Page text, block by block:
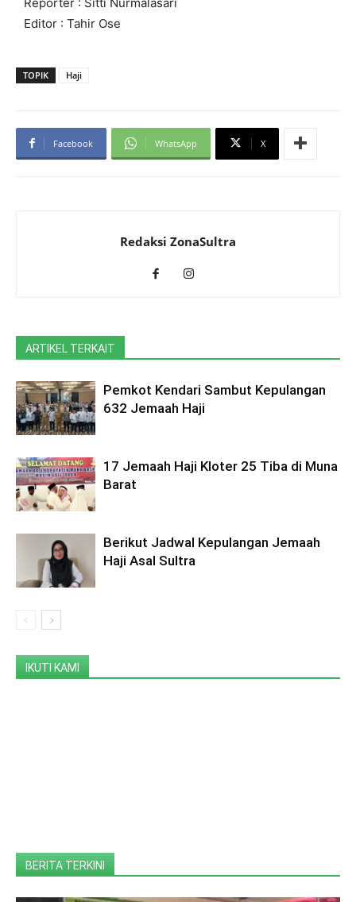
Editor : Tahir Ose
TOPIK Haji
Facebook WhatsApp X
Redaksi ZonaSultra
ARTIKEL TERKAIT
Pemkot Kendari Sambut Kepulangan
632 Jemaah Haji
17 Jemaah Haji Kloter 25 Tiba di Muna
Barat
Berikut Jadwal Kepulangan Jemaah
Haji Asal Sultra
IKUTI KAMI
BERITA TERKINI